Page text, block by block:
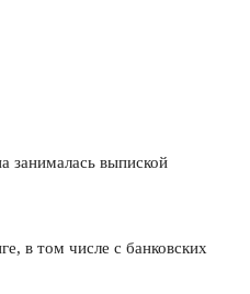
занималась выпиской
в том числе с банковских